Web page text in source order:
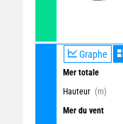
Graphe
Mer totale
Hauteur (m)
Mer du vent